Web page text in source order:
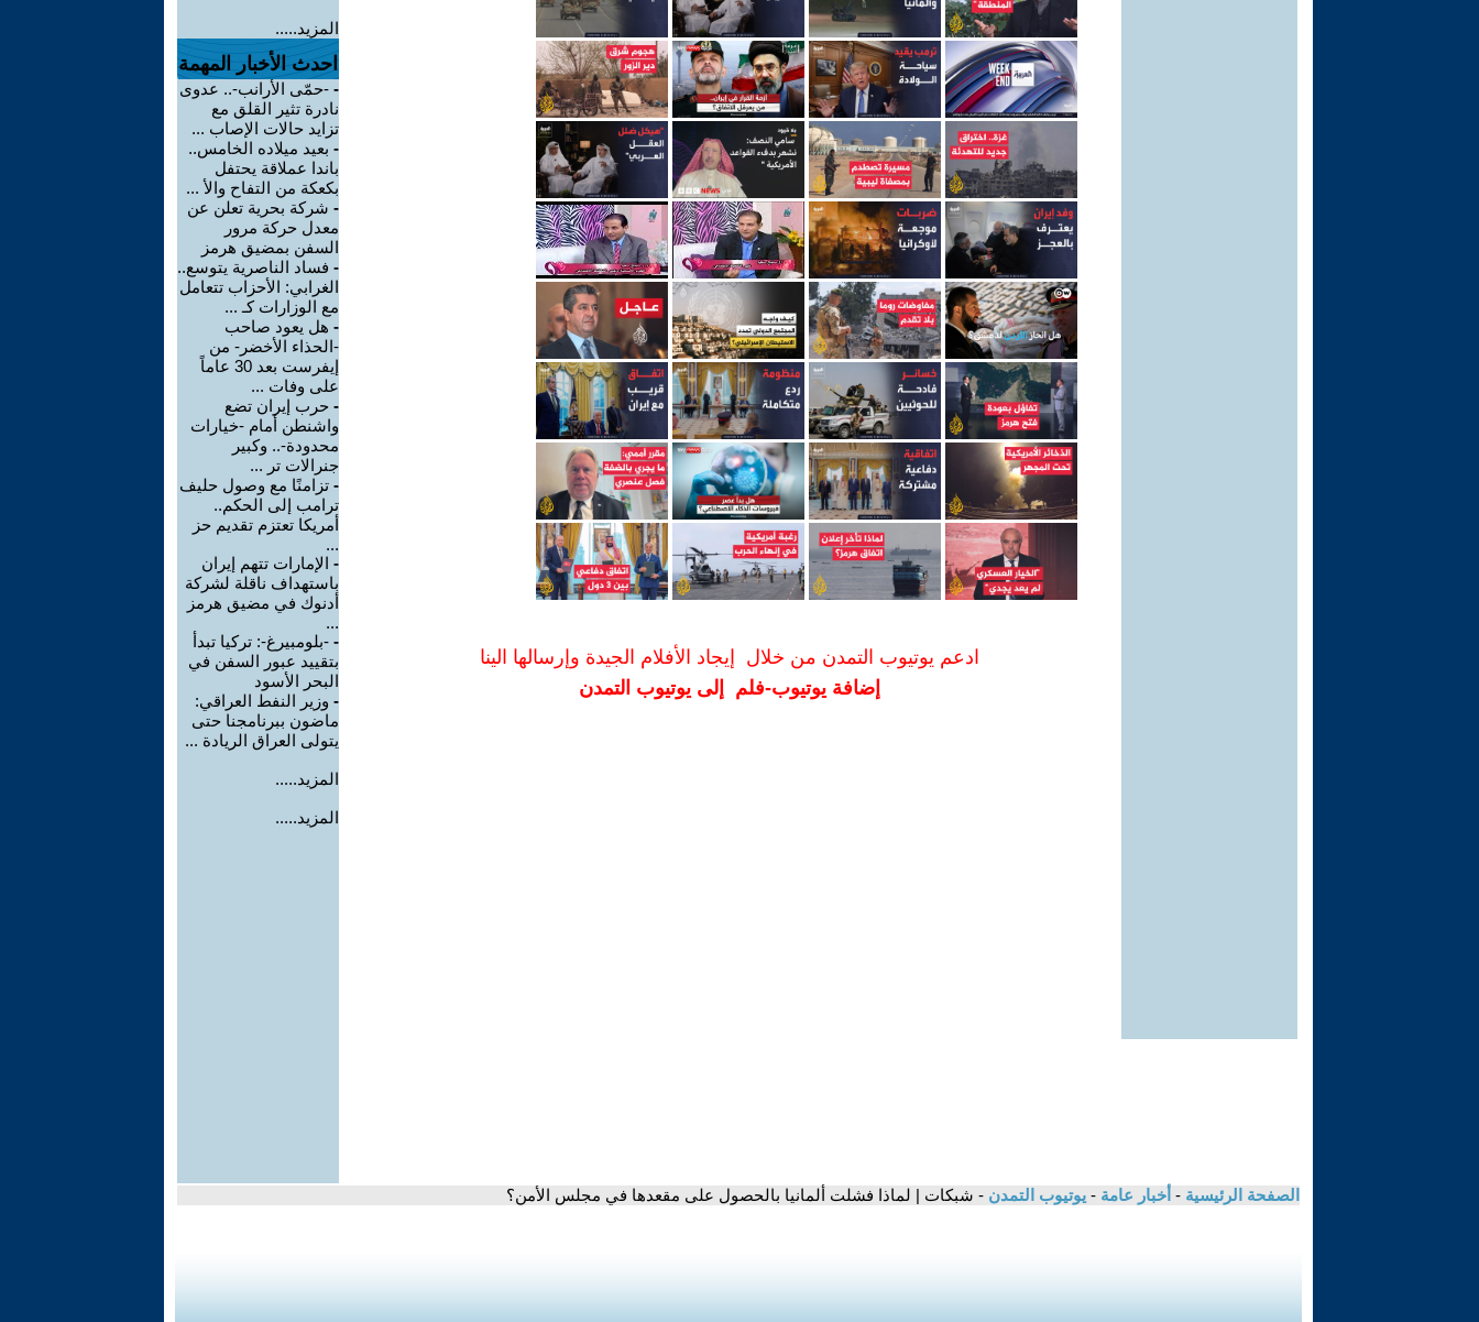
ادعم يوتيوب التمدن من خلال إيجاد الأفلام الجيدة وإرسالها الينا
إضافة يوتيوب-فلم إلى يوتيوب التمدن
المزيد.....
احدث الأخبار المهمة
- -حمّى الأرانب-.. عدوى
نادرة تثير القلق مع
تزايد حالات الإصاب ...
- بعيد ميلاده الخامس..
باندا عملاقة يحتفل
بكعكة من التفاح والأ ...
- شركة بحرية تعلن عن
معدل حركة مرور
السفن بمضيق هرمز
- فساد الناصرية يتوسع..
الغرابي: الأحزاب تتعامل
مع الوزارات كـ ...
- هل يعود صاحب
-الحذاء الأخضر- من
إيفرست بعد 30 عاماً
على وفات ...
- حرب إيران تضع
واشنطن أمام -خيارات
محدودة-.. وكبير
جنرالات تر ...
- تزامنًا مع وصول حليف
ترامب إلى الحكم..
أمريكا تعتزم تقديم حز
...
- الإمارات تتهم إيران
باستهداف ناقلة لشركة
أدنوك في مضيق هرمز
...
- -بلومبيرغ-: تركيا تبدأ
بتقييد عبور السفن في
البحر الأسود
- وزير النفط العراقي:
ماضون ببرنامجنا حتى
يتولى العراق الريادة ...
المزيد.....
المزيد.....
الصفحة الرئيسية - أخبار عامة - يوتيوب التمدن - شبكات | لماذا فشلت ألمانيا بالحصول على مقعدها في مجلس الأمن؟